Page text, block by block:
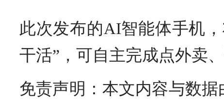
此次发布的AI智能体手机
干活”，可自主完成点外卖
免责声明：本文内容与数